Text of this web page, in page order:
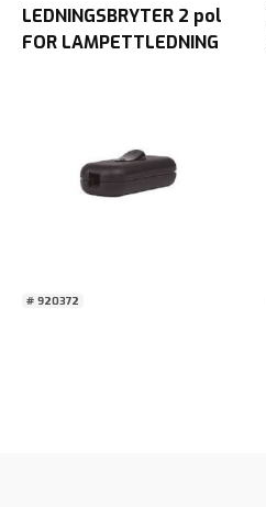
LEDNINGSBRYTER 2 pol
FOR LAMPETTLEDNING
# 920372